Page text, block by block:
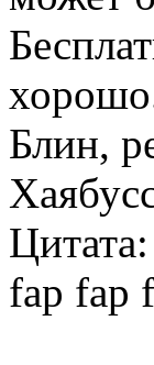
Блин,
fap fap